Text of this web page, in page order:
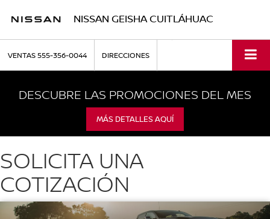
NISSAN GEISHA CUITLÁHUAC
VENTAS555-356-0044 DIRECCIONES
DESCUBRE LAS PROMOCIONES DEL MES
MÁS DETALLES AQUÍ
SOLICITA UNA
COTIZACIÓN